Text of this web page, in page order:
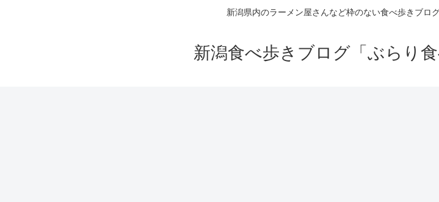
新潟県内のラーメン屋さんなど枠のない食べ歩きブロ
新潟食べ歩きブログ「ぶらり